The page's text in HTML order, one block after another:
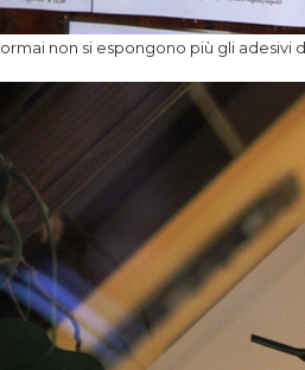
ormai non si espongono più gli adesivi